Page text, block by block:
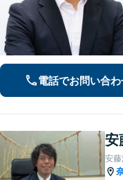
電話でお問い合わ
安
安